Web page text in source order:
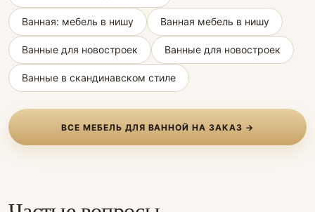
Ванная: мебель в нишу Ванная мебель в нишу
Ванные для новостроек Ванные для новостроек
Ванные в скандинавском стиле
ВСЕ МЕБЕЛЬ ДЛЯ ВАННОЙ НА ЗАКАЗ →